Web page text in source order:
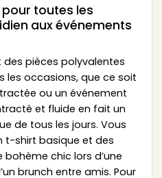
toutes les
aux événements
pièces polyvalentes
les occasions, que ce soit
ou un événement
et fluide en fait un
de tous les jours. Vous
t-shirt basique et des
chic lors d’une
brunch entre amis. Pour